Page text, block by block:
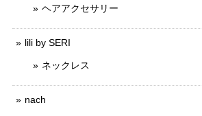
ヘアアクセサリー
lili by SERI
ネックレス
nach